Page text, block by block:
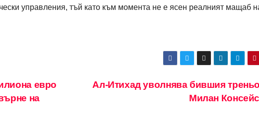
управления, тъй като към момента не е ясен реалният мащаб
Ал-Итихад уволнява бившия
Милан
евро
на